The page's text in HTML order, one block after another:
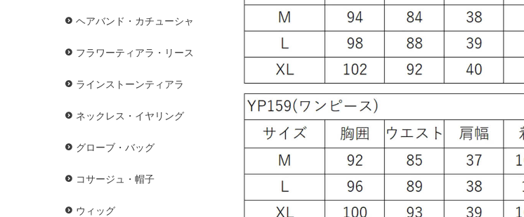
ヘアバンド・カチューシャ
フラワーティアラ・リース
ラインストーンティアラ
ネックレス・イヤリング
グローブ・バッグ
コサージュ・帽子
ウィッグ